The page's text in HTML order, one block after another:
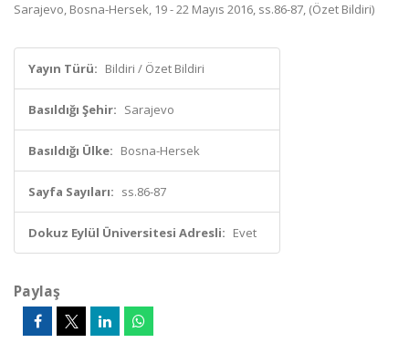
Sarajevo, Bosna-Hersek, 19 - 22 Mayıs 2016, ss.86-87, (Özet Bildiri)
Yayın Türü: Bildiri / Özet Bildiri
Basıldığı Şehir: Sarajevo
Basıldığı Ülke: Bosna-Hersek
Sayfa Sayıları: ss.86-87
Dokuz Eylül Üniversitesi Adresli: Evet
Paylaş